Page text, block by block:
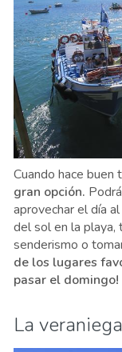
Cuando hace buen
gran opción.
aprovechar el día
del sol en la playa,
senderismo o
de los lugares
pasar el domingo!
La